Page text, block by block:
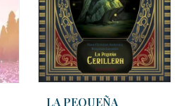
LA PEQUEÑA